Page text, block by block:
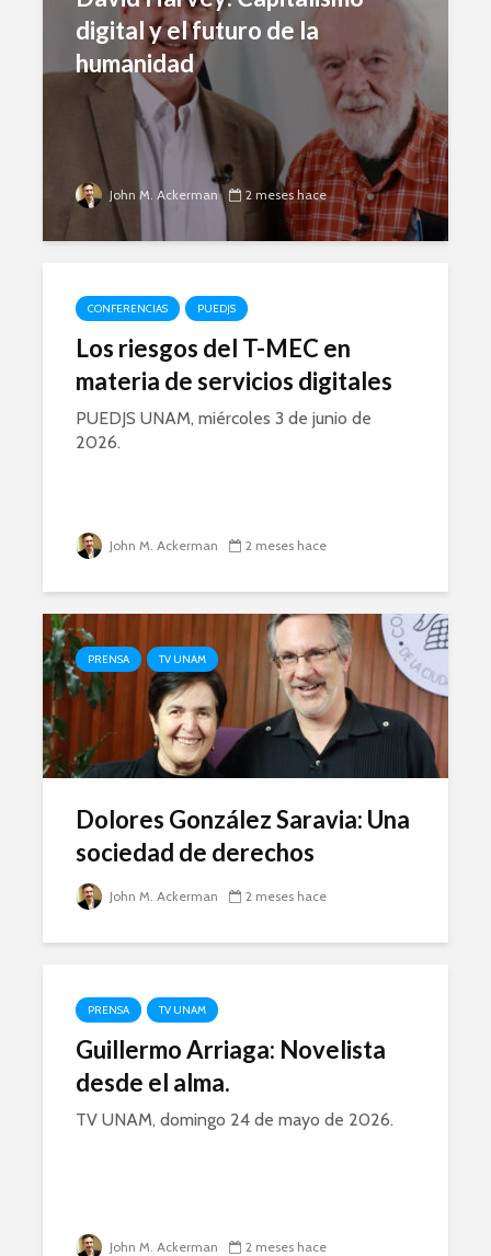
digital y el futuro de la
humanidad
John M. Ackerman 2 meses hace
CONFERENCIAS PUEDJS
Los riesgos del T-MEC en
materia de servicios digitales
PUEDJS UNAM, miércoles 3 de junio de
2026.
John M. Ackerman 2 meses hace
PRENSA TV UNAM
Dolores González Saravia: Una
sociedad de derechos
John M. Ackerman 2 meses hace
PRENSA TV UNAM
Guillermo Arriaga: Novelista
desde el alma.
TV UNAM, domingo 24 de mayo de 2026.
John M. Ackerman 2 meses hace